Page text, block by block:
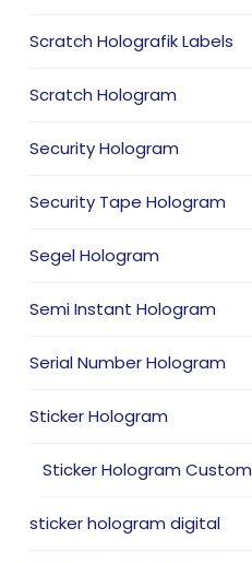
Scratch Holografik Labels
Scratch Hologram
Security Hologram
Security Tape Hologram
Segel Hologram
Semi Instant Hologram
Serial Number Hologram
Sticker Hologram
Sticker Hologram Custom
sticker hologram digital